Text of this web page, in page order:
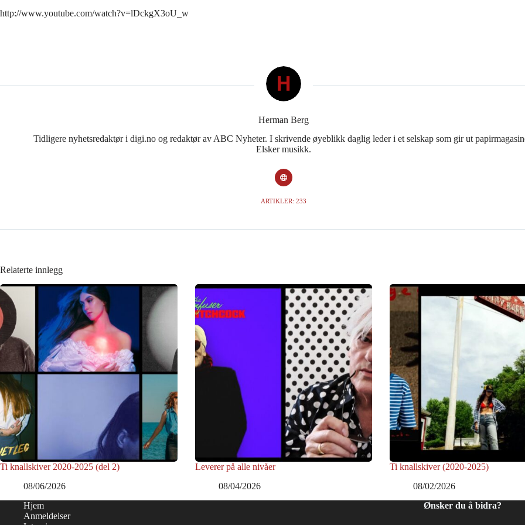
http://www.youtube.com/watch?v=lDckgX3oU_w
Herman Berg
Tidligere nyhetsredaktør i digi.no og redaktør av ABC Nyheter. I skrivende øyeblikk daglig leder i et selskap som gir ut
Elsker musikk.
ARTIKLER: 233
Relaterte innlegg
Ti knallskiver 2020-2025 (del 2)
08/06/2026
Leverer på alle nivåer
08/04/2026
Ti knallskiver (2020-2025)
08/02/2026
Hjem
Anmeldelser
Ønsker du å bidra?